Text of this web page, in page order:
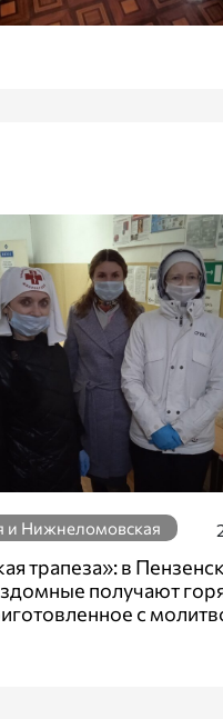
и Нижнеломовская
трапеза»: в
получают
с